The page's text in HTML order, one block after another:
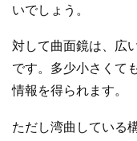
いでしょう。
対して曲面鏡は、広
です。多少小さくて
情報を得られます。
ただし湾曲している